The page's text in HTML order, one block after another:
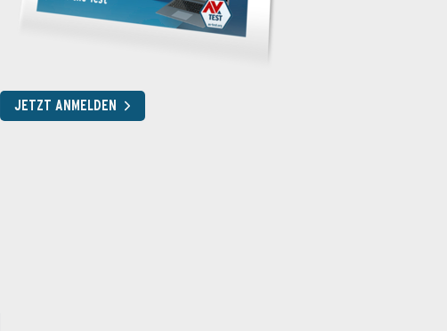
JETZT ANMELDEN